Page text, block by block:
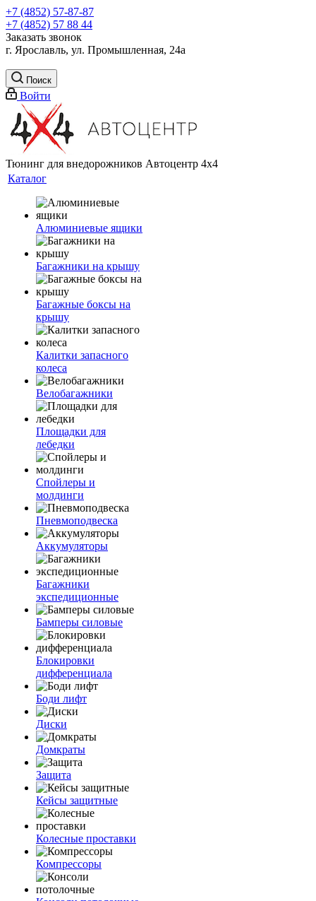
+7 (4852) 57-87-87
+7 (4852) 57 88 44
Заказать звонок
г. Ярославль, ул. Промышленная, 24а
Поиск
Войти
Тюнинг для внедорожников Автоцентр 4х4
Каталог
Алюминиевые ящики
Багажники на крышу
Багажные боксы на
крышу
Калитки запасного
колеса
Велобагажники
Площадки для
лебедки
Спойлеры и
молдинги
Пневмоподвеска
Аккумуляторы
Багажники
экспедиционные
Бамперы силовые
Блокировки
дифференциала
Боди лифт
Диски
Домкраты
Защита
Кейсы защитные
Колесные проставки
Компрессоры